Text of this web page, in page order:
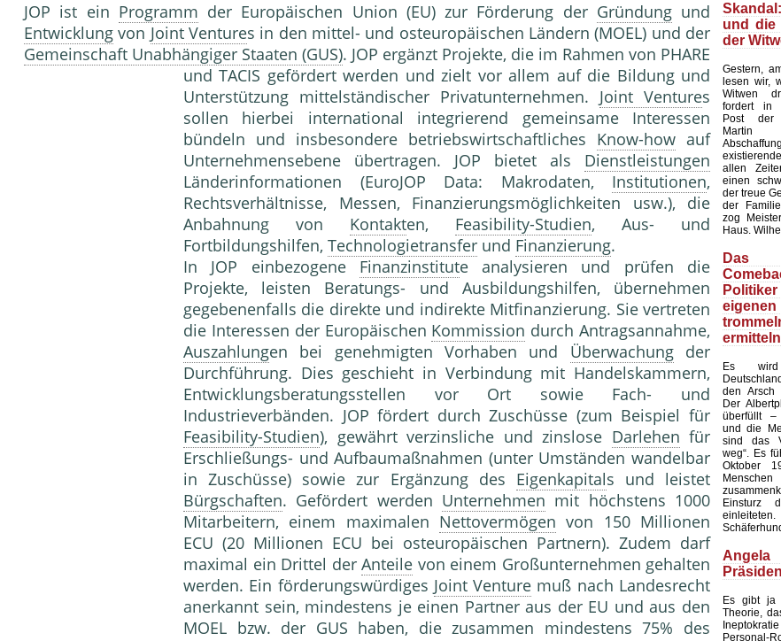
JOP ist ein Programm der Europäischen Union (EU) zur Förderung der Gründungund
Entwicklung von Joint Ventures in den mittel- und osteuropäischen Ländern (MOEL) und der
Gemeinschaft Unabhängiger Staaten (GUS). JOP ergänzt Projekte, die im Rahmen von PHARE
und TACIS gefördert werden und zielt vor allem auf die Bildung und
Unterstützung mittelständischer Privatunternehmen. Joint Ventures
sollen hierbei international integrierend gemeinsame Interessen
bündeln und insbesondere betriebswirtschaftliches Know-how auf
Unternehmensebene übertragen. JOP bietet als Dienstleistungen
Länderinformationen (EuroJOP Data: Makrodaten, Institutionen,
Rechtsverhältnisse, Messen, Finanzierungsmöglichkeiten usw.), die
Anbahnung von Kontakten, Feasibility-Studien, Aus- und
Fortbildungshilfen, Technologietransfer und Finanzierung.
In JOP einbezogene Finanzinstitute analysieren und prüfen die
Projekte, leisten Beratungs- und Ausbildungshilfen, übernehmen
gegebenenfalls die direkte und indirekte Mitfinanzierung. Sie vertreten
die Interessen der Europäischen Kommission durch Antragsannahme,
Auszahlungen bei genehmigten Vorhaben und Überwachungder
Durchführung. Dies geschieht in Verbindung mit Handelskammern,
Entwicklungsberatungsstellen vor Ort sowie Fach- und
Industrieverbänden. JOP fördert durch Zuschüsse (zum Beispiel für
Feasibility-Studien), gewährt verzinsliche und zinslose Darlehen für
Erschließungs- und Aufbaumaßnahmen (unter Umständen wandelbar
in Zuschüsse) sowie zur Ergänzung des Eigenkapitals und leistet
Bürgschaften. Gefördert werden Unternehmen mit höchstens 1000
Mitarbeitern, einem maximalen Nettovermögen von 150 Millionen
ECU (20 Millionen ECU bei osteuropäischen Partnern). Zudem darf
maximal ein Drittel der Anteile von einem Großunternehmen gehalten
werden. Ein förderungswürdiges Joint Venture muß nach Landesrecht
anerkannt sein, mindestens je einen Partner aus der EU und aus den
MOEL bzw. der GUS haben, die zusammen mindestens 75% des
und die
der
Gestern,
lesen wir,
Witwen
fordert in
Post der
Martin
allen
einen
der treue
der
zog
Haus.
Es
den Arsch
Der
überfüllt –
und die
sind das
weg“. Es
Oktober
Einsturz
Es gibt ja
Theorie,